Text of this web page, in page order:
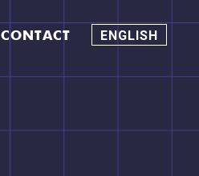
CONTACT ENGLISH